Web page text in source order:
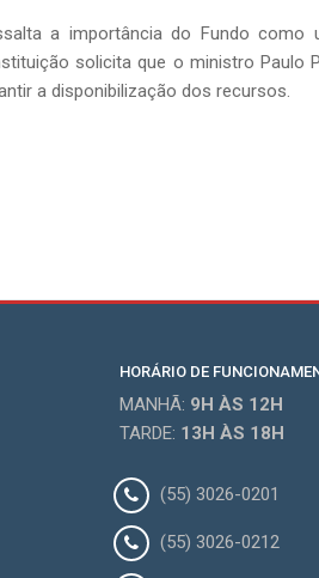
a importância do Fundo
solicita que o ministro Paulo
a disponibilização dos recursos.
HORÁRIO DE
MANHÃ: 9H ÀS 12H
TARDE: 13H ÀS 18H
(55) 3026-0201
(55) 3026-0212